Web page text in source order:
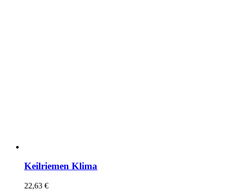
Keilriemen Klima
22,63 €